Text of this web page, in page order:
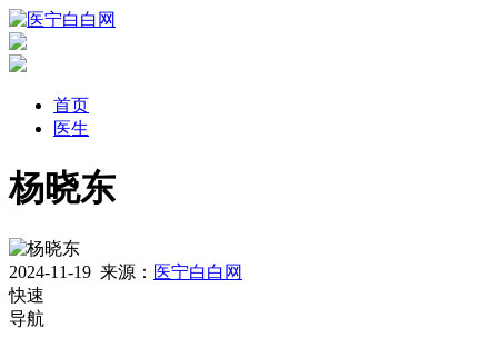
首页
医生
杨晓东
2024-11-19 来源： 医宁白白网
快速
导航